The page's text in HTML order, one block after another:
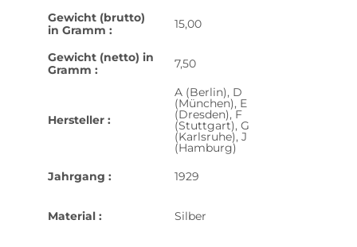
Gewicht (brutto)
in Gramm :
15,00
Gewicht (netto) in
Gramm :
7,50
Hersteller :
A (Berlin), D
(München), E
(Dresden), F
(Stuttgart), G
(Karlsruhe), J
(Hamburg)
Jahrgang :
1929
Material : Silber